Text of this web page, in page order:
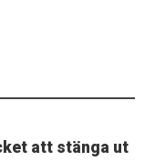
att stänga ut